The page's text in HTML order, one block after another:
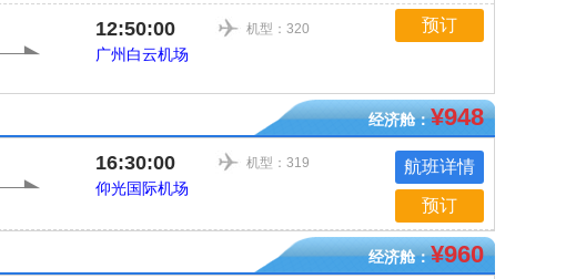
12:50:00
广州白云机场
机型：320 预订
经济舱：¥948
16:30:00
仰光国际机场
机型：319 航班详情
预订
经济舱：¥960